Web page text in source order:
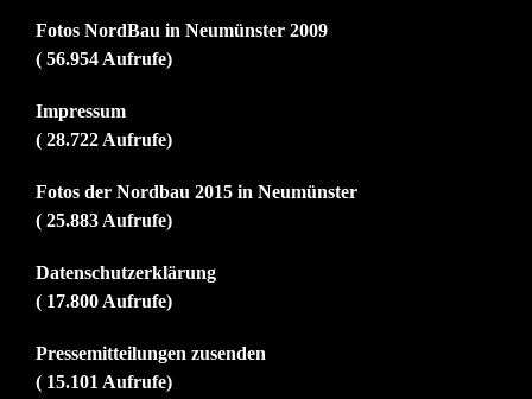
Fotos NordBau in Neumünster 2009
( 56.954 Aufrufe)
Impressum
( 28.722 Aufrufe)
Fotos der Nordbau 2015 in Neumünster
( 25.883 Aufrufe)
Datenschutzerklärung
( 17.800 Aufrufe)
Pressemitteilungen zusenden
( 15.101 Aufrufe)